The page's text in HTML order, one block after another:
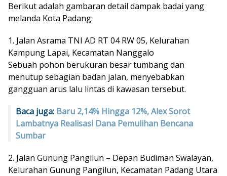
Berikut adalah gambaran detail dampak badai yang
melanda Kota Padang:
1. Jalan Asrama TNI AD RT 04 RW 05, Kelurahan
Kampung Lapai, Kecamatan Nanggalo
Sebuah pohon berukuran besar tumbang dan
menutup sebagian badan jalan, menyebabkan
gangguan arus lalu lintas di kawasan tersebut.
Baca juga: Baru 2,14% Hingga 12%, Alex Sorot
Lambatnya Realisasi Dana Pemulihan Bencana
Sumbar
2. Jalan Gunung Pangilun – Depan Budiman Swalayan,
Kelurahan Gunung Pangilun, Kecamatan Padang Utara